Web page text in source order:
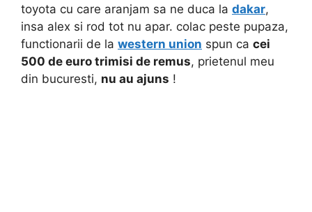
toyota cu care aranjam sa ne duca la dakar,
insa alex si rod tot nu apar. colac peste pupaza,
functionarii de la western union spun ca cei
500 de euro trimisi de remus, prietenul meu
din bucuresti, nu au ajuns !